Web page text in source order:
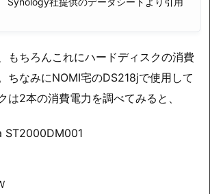
もちろんこれにハードディスクの消費
ちなみにNOMI宅のDS218jで使用して
は2本の消費電力を調べてみると、
ST2000DM001